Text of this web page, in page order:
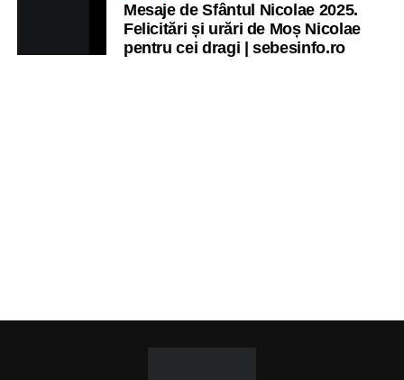
Mesaje de Sfântul Nicolae 2025.
Felicitări și urări de Moș Nicolae
pentru cei dragi | sebesinfo.ro